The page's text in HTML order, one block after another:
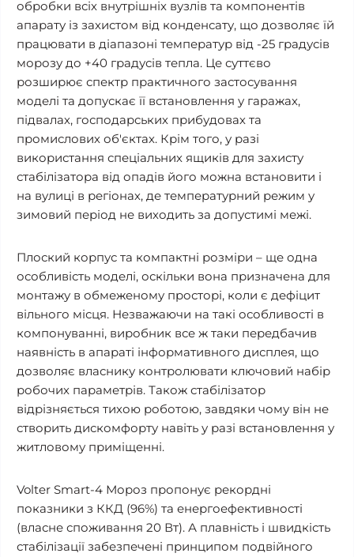
обробки всіх внутрішніх вузлів та компонентів
апарату із захистом від конденсату, що дозволяє їй
працювати в діапазоні температур від -25 градусів
морозу до +40 градусів тепла. Це суттєво
розширює спектр практичного застосування
моделі та допускає її встановлення у гаражах,
підвалах, господарських прибудовах та
промислових об'єктах. Крім того, у разі
використання спеціальних ящиків для захисту
стабілізатора від опадів його можна встановити і
на вулиці в регіонах, де температурний режим у
зимовий період не виходить за допустимі межі.
Плоский корпус та компактні розміри – ще одна
особливість моделі, оскільки вона призначена для
монтажу в обмеженому просторі, коли є дефіцит
вільного місця. Незважаючи на такі особливості в
компонуванні, виробник все ж таки передбачив
наявність в апараті інформативного дисплея, що
дозволяє власнику контролювати ключовий набір
робочих параметрів. Також стабілізатор
відрізняється тихою роботою, завдяки чому він не
створить дискомфорту навіть у разі встановлення у
житловому приміщенні.
Volter Smart-4 Мороз пропонує рекордні
показники з ККД (96%) та енергоефективності
(власне споживання 20 Вт). А плавність і швидкість
стабілізації забезпечені принципом подвійного